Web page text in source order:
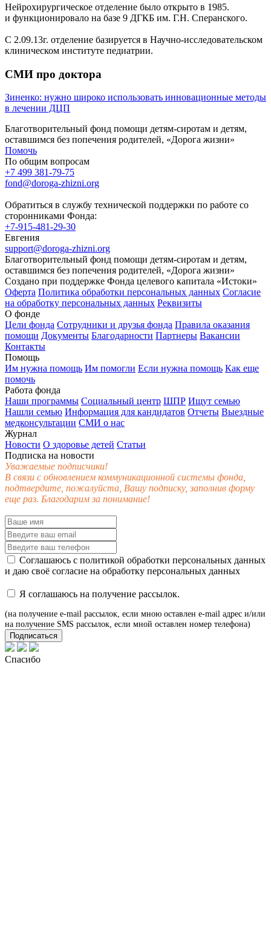
Нейрохирургическое отделение было открыто в 1985.
и функционировало на базе 9 ДГКБ им. Г.Н. Сперанского.
С 2.09.13г. отделение базируется в Научно-исследовательском
клиническом институте педиатрии.
СМИ про доктора
Зиненко: нужно широко использовать инновационные методы
в лечении ДЦП
Благотворительный фонд помощи детям-сиротам и детям,
оставшимся без попечения родителей, «Дорога жизни»
Помочь
По общим вопросам
+7 499 381-79-75
fond@doroga-zhizni.org
Обратиться в службу технической поддержки по работе со
сторонниками Фонда:
+7-915-481-29-30
Евгения
support@doroga-zhizni.org
Благотворительный фонд помощи детям-сиротам и детям,
оставшимся без попечения родителей, «Дорога жизни»
Создано при поддержке Фонда целевого капитала «Истоки»
Оферта Политика обработки персональных данных Согласие
на обработку персональных данных Реквизиты
О фонде
Цели фонда Сотрудники и друзья фонда Правила оказания
помощи Документы Благодарности Партнеры Вакансии
Контакты
Помощь
Им нужна помощь Им помогли Если нужна помощь Как еще
помочь
Работа фонда
Наши программы Социальный центр ШПР Ищут семью
Нашли семью Информация для кандидатов Отчеты Выездные
медконсультации СМИ о нас
Журнал
Новости О здоровье детей Статьи
Подписка на новости
Уважаемые подписчики!
В связи с обновлением коммуникационной системы фонда,
подтвердите, пожалуйста, Вашу подписку, заполнив форму
еще раз. Благодарим за понимание!
Соглашаюсь с политикой обработки персональных данных
и даю своё согласие на обработку персональных данных
Я соглашаюсь на получение рассылок.
(на получение e-mail рассылок, если мною оставлен e-mail адрес и/или
на получение SMS рассылок, если мной оставлен номер телефона)
Подписаться
Спасибо